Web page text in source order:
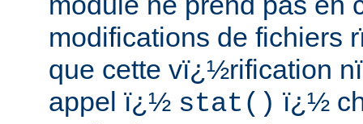
modifications de fichiers
que cette vï¿½rification
appel ï¿½ stat() ï¿½